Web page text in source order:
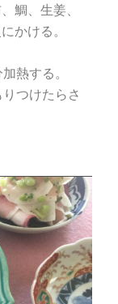
鯛、生姜、
かける。
熱する。
つけたらさ